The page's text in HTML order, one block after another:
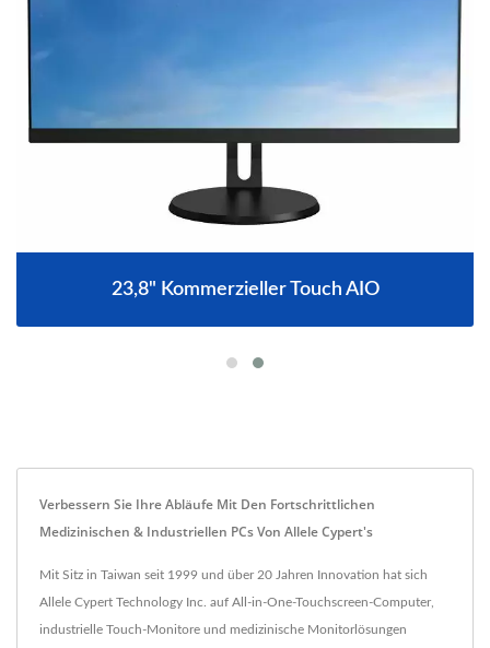
23,8" Kommerzieller Touch AIO
Verbessern Sie Ihre Abläufe Mit Den Fortschrittlichen
Medizinischen & Industriellen PCs Von Allele Cypert's
Mit Sitz in Taiwan seit 1999 und über 20 Jahren Innovation hat sich
Allele Cypert Technology Inc. auf All-in-One-Touchscreen-Computer,
industrielle Touch-Monitore und medizinische Monitorlösungen